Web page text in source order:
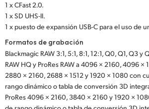
1 x CFast 2.0.
1 x SD UHS-II.
1 x puesto de expansión USB-C para el uso de
Formatos de grabación
Blackmagic RAW 3:1, 5:1, 8:1, 12:1, Q0, Q1, Q3 y
RAW HQ y ProRes RAW a 4096 × 2160, 4096 ×
2880 × 2160, 2688 × 1512 y 1920 × 1080 con
rango dinámico o tabla de conversión 3D
ProRes 4096 × 2160, 3840 × 2160 y 1920 ×